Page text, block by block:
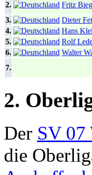
2. Fritz
3.
Dieter
4.
Hans
5.
Rolf
6.
Walter
7.
2.
Der SV 07
die